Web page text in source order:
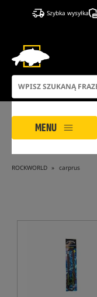
Szybka wysyłka
MENU
ROCKWORLD carprus